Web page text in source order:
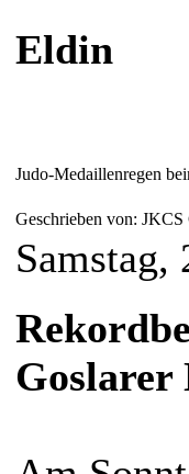
Eldin
Judo-Medaillenregen
Geschrieben von: JKCS
Goslarer